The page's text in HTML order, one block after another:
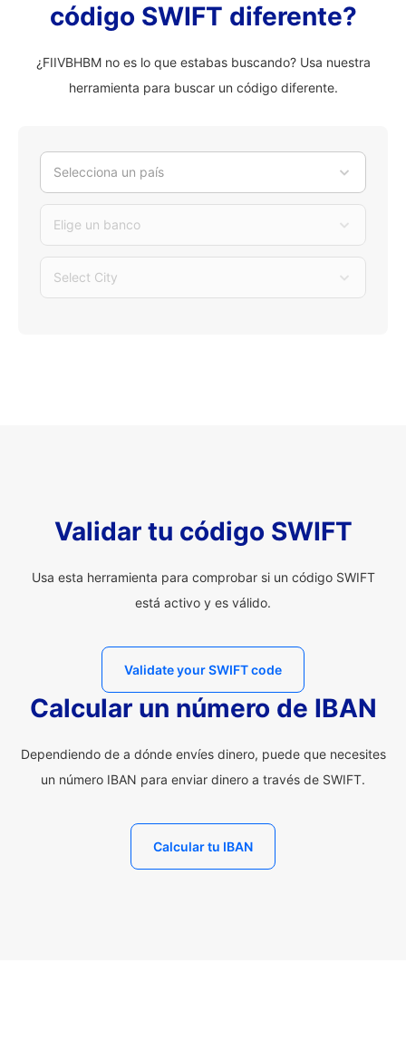
código SWIFT diferente?
¿FIIVBHBM no es lo que estabas buscando? Usa nuestra
herramienta para buscar un código diferente.
Selecciona un país
Elige un banco
Select City
Validar tu código SWIFT
Usa esta herramienta para comprobar si un código SWIFT
está activo y es válido.
Validate your SWIFT code
Calcular un número de IBAN
Dependiendo de a dónde envíes dinero, puede que necesites
un número IBAN para enviar dinero a través de SWIFT.
Calcular tu IBAN